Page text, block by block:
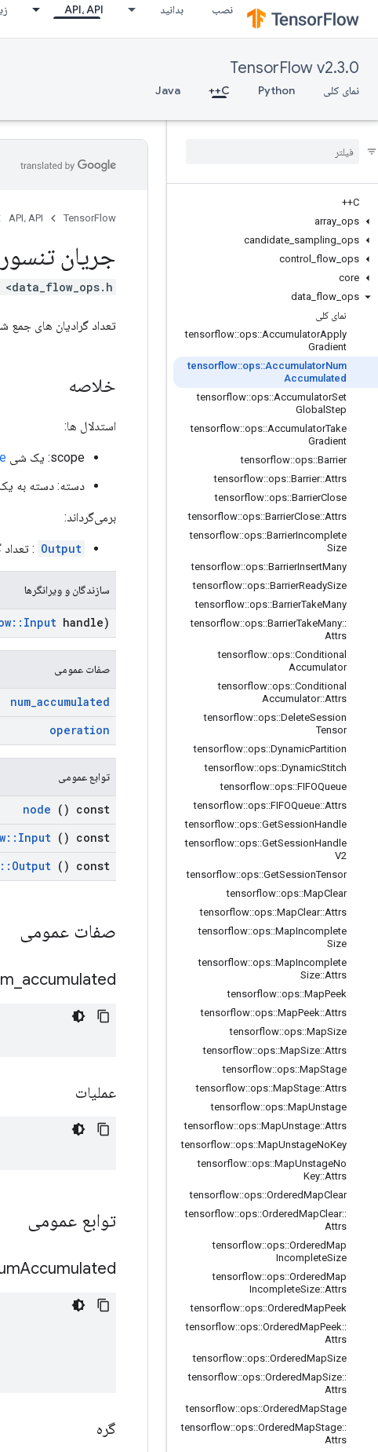
نصب بدانید API، API
TensorFlow v2.3.0
نمای کلی Python
C++
Java
C++
array ops
candidate sampling ops
control
flow ops
core
data flow ops
نمای کلی
tensorflow::ops::AccumulatorApply
Gradient
tensorflow::ops::AccumulatorNum
Accumulated
tensorflow::ops::AccumulatorSet
Global Step
tensorflow::ops::AccumulatorTake
Gradient
tensorflow::ops::Barrier
tensorflow::ops::Barrier::Attrs
tensorflow::ops::BarrierClose
tensorflow::ops::BarrierClose::Attrs
tensorflow::ops::BarrierIncomplete
Size
tensorflow::ops::BarrierInsertMany
tensorflow::ops::BarrierReadySize
tensorflow::ops::BarrierTakeMany
tensorflow::ops::BarrierTakeMany::
Attrs
tensorflow::ops::Conditional
Accumulator
tensorflow::ops::Conditional
Accumulator::Attrs
tensorflow::ops::DeleteSession
Tensor
tensorflow::ops::DynamicPartition
tensorflow::ops::DynamicStitch
tensorflow::ops::FIFOQueue
tensorflow::ops::FIFOQueue::Attrs
tensorflow::ops::GetSessionHandle
tensorflow::ops::GetSessionHandle
V2
tensorflow::ops::GetSessionTensor
tensorflow::ops::MapClear
tensorflow::ops::MapClear::Attrs
tensorflow::ops::MapIncomplete
Size
tensorflow::ops::MapIncomplete
Size::Attrs
tensorflow::ops::MapPeek
tensorflow::ops::MapPeek::Attrs
tensorflow::ops::MapSize
tensorflow::ops::MapSize::Attrs
tensorflow::ops::MapStage
tensorflow::ops::MapStage::Attrs
tensorflow::ops::MapUnstage
tensorflow::ops::MapUnstage::Attrs
tensorflow::ops::MapUnstageNoKey
tensorflow::ops::MapUnstageNo
Key::Attrs
tensorflow::ops::OrderedMapClear
tensorflow::ops::OrderedMapClear::
Attrs
tensorflow::ops::OrderedMap
IncompleteSize
tensorflow::ops::OrderedMap
IncompleteSize::Attrs
tensorflow::ops::OrderedMapPeek
tensorflow::ops::OrderedMapPeek::
Attrs
tensorflow::ops::OrderedMapSize
tensorflow::ops::OrderedMapSize::
Attrs
tensorflow::ops::OrderedMapStage
tensorflow::ops::OrderedMapStage::
Attrs
TensorFlow API، API
جریان تنسور
تعداد گرادیان های جمع
خلاصه
استدلال ها:
scope: یک شی
دسته: دسته به یک
برمی‌گرداند:
Output
:
سازندگان و ویرانگرها
:: Input handle)
صفات عمومی
num_accumulated
operation
توابع عمومی
node () const
:: Input () const
:: Output () const
صفات عمومی
accumulated
عملیات
توابع عمومی
Accumulated
گره